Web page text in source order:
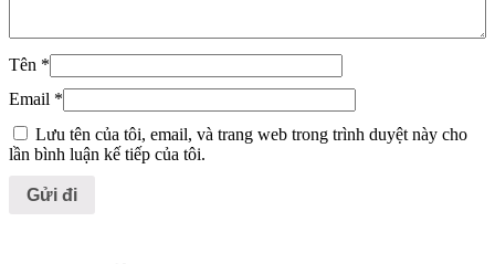
Tên *
Email *
Lưu tên của tôi, email, và trang web trong trình duyệt này cho
lần bình luận kế tiếp của tôi.